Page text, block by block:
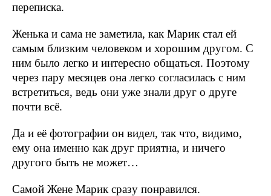
переписка.
Женька и сама не заметила, как Марик стал ей
самым близким человеком и хорошим другом. С
ним было легко и интересно общаться. Поэтому
через пару месяцев она легко согласилась с ним
встретиться, ведь они уже знали друг о друге
почти всё.
Да и её фотографии он видел, так что, видимо,
ему она именно как друг приятна, и ничего
другого быть не может…
Самой Жене Марик сразу понравился.